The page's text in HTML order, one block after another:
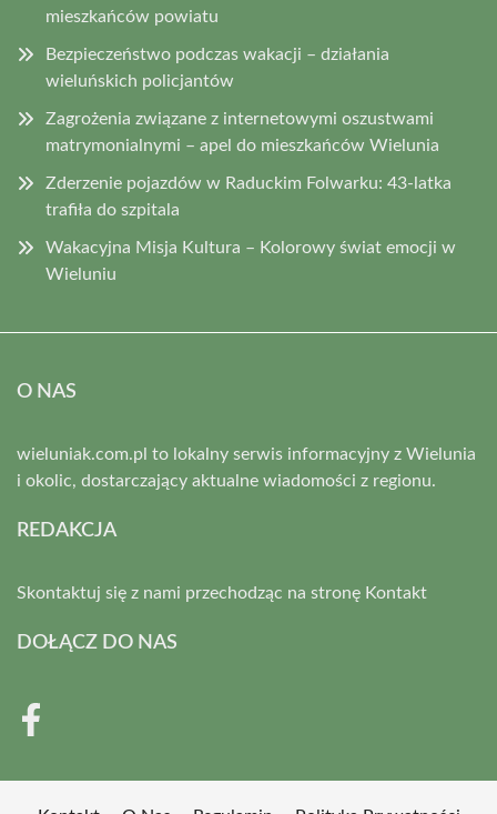
mieszkańców powiatu
Bezpieczeństwo podczas wakacji – działania
wieluńskich policjantów
Zagrożenia związane z internetowymi oszustwami
matrymonialnymi – apel do mieszkańców Wielunia
Zderzenie pojazdów w Raduckim Folwarku: 43-latka
trafiła do szpitala
Wakacyjna Misja Kultura – Kolorowy świat emocji w
Wieluniu
O NAS
wieluniak.com.pl to lokalny serwis informacyjny z Wielunia
i okolic, dostarczający aktualne wiadomości z regionu.
REDAKCJA
Skontaktuj się z nami przechodząc na stronę Kontakt
DOŁĄCZ DO NAS